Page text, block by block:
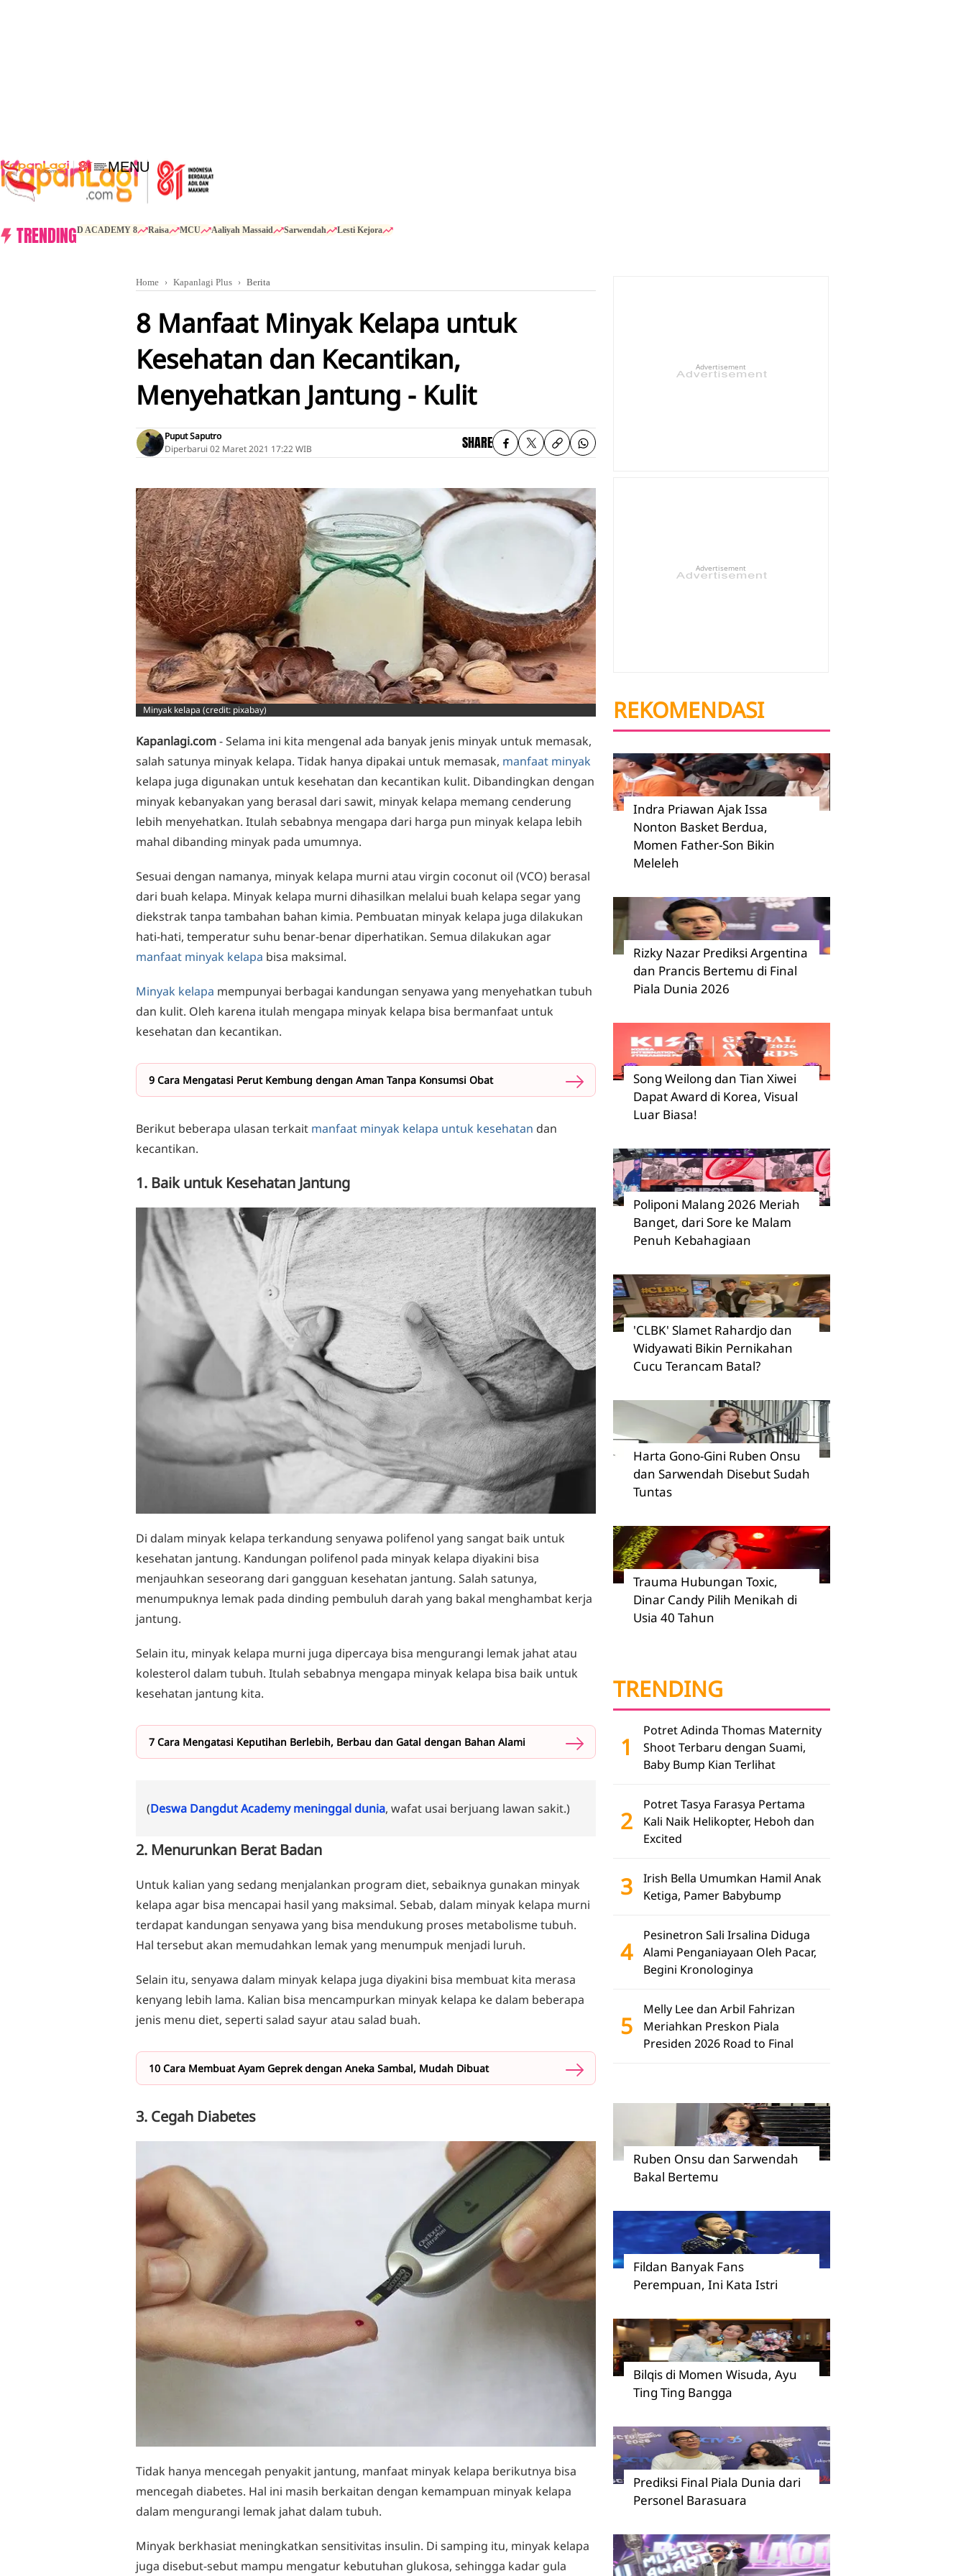
MENU
TRENDINGD ACADEMY 8 Raisa MCU Aaliyah Massaid Sarwendah Lesti Kejora
Home Kapanlagi Plus Berita
8 Manfaat Minyak Kelapa untuk
Kesehatan dan Kecantikan,
Menyehatkan Jantung - Kulit
Puput Saputro
Diperbarui 02 Maret 2021 17:22 WIB SHARE
Minyak kelapa (credit: pixabay)
Kapanlagi.com- Selama ini kita mengenal ada banyak jenis minyak untuk memasak,
salah satunya minyak kelapa. Tidak hanya dipakai untuk memasak, manfaat minyak
kelapa juga digunakan untuk kesehatan dan kecantikan kulit. Dibandingkan dengan
minyak kebanyakan yang berasal dari sawit, minyak kelapa memang cenderung
lebih menyehatkan. Itulah sebabnya mengapa dari harga pun minyak kelapa lebih
mahal dibanding minyak pada umumnya.
Sesuai dengan namanya, minyak kelapa murni atau virgin coconut oil (VCO) berasal
dari buah kelapa. Minyak kelapa murni dihasilkan melalui buah kelapa segar yang
diekstrak tanpa tambahan bahan kimia. Pembuatan minyak kelapa juga dilakukan
hati-hati, temperatur suhu benar-benar diperhatikan. Semua dilakukan agar
manfaat minyak kelapa bisa maksimal.
Minyak kelapa mempunyai berbagai kandungan senyawa yang menyehatkan tubuh
dan kulit. Oleh karena itulah mengapa minyak kelapa bisa bermanfaat untuk
kesehatan dan kecantikan.
9 Cara Mengatasi Perut Kembung dengan Aman Tanpa Konsumsi Obat
Berikut beberapa ulasan terkait manfaat minyak kelapa untuk kesehatan dan
kecantikan.
1. Baik untuk Kesehatan Jantung
Di dalam minyak kelapa terkandung senyawa polifenol yang sangat baik untuk
kesehatan jantung. Kandungan polifenol pada minyak kelapa diyakini bisa
menjauhkan seseorang dari gangguan kesehatan jantung. Salah satunya,
menumpuknya lemak pada dinding pembuluh darah yang bakal menghambat kerja
jantung.
Selain itu, minyak kelapa murni juga dipercaya bisa mengurangi lemak jahat atau
kolesterol dalam tubuh. Itulah sebabnya mengapa minyak kelapa bisa baik untuk
kesehatan jantung kita.
7 Cara Mengatasi Keputihan Berlebih, Berbau dan Gatal dengan Bahan Alami
(Deswa Dangdut Academy meninggal dunia, wafat usai berjuang lawan sakit.)
2. Menurunkan Berat Badan
Untuk kalian yang sedang menjalankan program diet, sebaiknya gunakan minyak
kelapa agar bisa mencapai hasil yang maksimal. Sebab, dalam minyak kelapa murni
terdapat kandungan senyawa yang bisa mendukung proses metabolisme tubuh.
Hal tersebut akan memudahkan lemak yang menumpuk menjadi luruh.
Selain itu, senyawa dalam minyak kelapa juga diyakini bisa membuat kita merasa
kenyang lebih lama. Kalian bisa mencampurkan minyak kelapa ke dalam beberapa
jenis menu diet, seperti salad sayur atau salad buah.
10 Cara Membuat Ayam Geprek dengan Aneka Sambal, Mudah Dibuat
3. Cegah Diabetes
Tidak hanya mencegah penyakit jantung, manfaat minyak kelapa berikutnya bisa
mencegah diabetes. Hal ini masih berkaitan dengan kemampuan minyak kelapa
dalam mengurangi lemak jahat dalam tubuh.
Minyak berkhasiat meningkatkan sensitivitas insulin. Di samping itu, minyak kelapa
juga disebut-sebut mampu mengatur kebutuhan glukosa, sehingga kadar gula
Advertisement
Advertisement
REKOMENDASI
Indra Priawan Ajak Issa
Nonton Basket Berdua,
Momen Father-Son Bikin
Meleleh
Rizky Nazar Prediksi Argentina
dan Prancis Bertemu di Final
Piala Dunia 2026
Song Weilong dan Tian Xiwei
Dapat Award di Korea, Visual
Luar Biasa!
Poliponi Malang 2026 Meriah
Banget, dari Sore ke Malam
Penuh Kebahagiaan
'CLBK' Slamet Rahardjo dan
Widyawati Bikin Pernikahan
Cucu Terancam Batal?
Harta Gono-Gini Ruben Onsu
dan Sarwendah Disebut Sudah
Tuntas
Trauma Hubungan Toxic,
Dinar Candy Pilih Menikah di
Usia 40 Tahun
TRENDING
1
Potret Adinda Thomas Maternity
Shoot Terbaru dengan Suami,
Baby Bump Kian Terlihat
2
Potret Tasya Farasya Pertama
Kali Naik Helikopter, Heboh dan
Excited
3
Irish Bella Umumkan Hamil Anak
Ketiga, Pamer Babybump
4
Pesinetron Sali Irsalina Diduga
Alami Penganiayaan Oleh Pacar,
Begini Kronologinya
5
Melly Lee dan Arbil Fahrizan
Meriahkan Preskon Piala
Presiden 2026 Road to Final
Ruben Onsu dan Sarwendah
Bakal Bertemu
Fildan Banyak Fans
Perempuan, Ini Kata Istri
Bilqis di Momen Wisuda, Ayu
Ting Ting Bangga
Prediksi Final Piala Dunia dari
Personel Barasuara